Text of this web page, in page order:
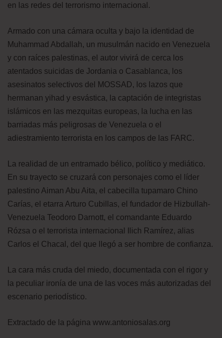
en las redes del terrorismo internacional.
Armado con una cámara oculta y bajo la identidad de
Muhammad Abdallah, un musulmán nacido en Venezuela
y con raíces palestinas, el autor vivirá de cerca los
atentados suicidas de Jordania o Casablanca, los
asesinatos selectivos del MOSSAD, los lazos que
hermanan yihad y esvástica, la captación de integristas
islámicos en las mezquitas europeas, la lucha en las
barriadas más peligrosas de Venezuela o el
adiestramiento terrorista en los campos de las FARC.
La realidad de un entramado bélico, político y mediático.
En su trayecto se cruzará con personajes como el líder
palestino Aiman Abu Aita, el cabecilla tupamaro Chino
Carías, el etarra Arturo Cubillas, el fundador de Hizbullah-
Venezuela Teodoro Darnott, el comandante Eduardo
Rózsa o el terrorista internacional Ilich Ramírez, alias
Carlos el Chacal, del que llegó a ser hombre de confianza.
La cara más cruda del miedo, documentada con el rigor y
la peculiar ironía de una de las voces más autorizadas del
escenario periodístico.
Extractado de la página www.antoniosalas.org